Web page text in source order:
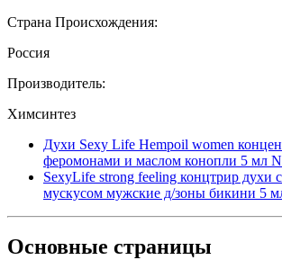
Страна Происхождения:
Россия
Производитель:
Химсинтез
Духи Sexy Life Hempoil women
феромонами и маслом конопли 5 мл N
SexyLife strong feeling концтрир духи
мускусом мужские д/зоны бикини 5
Основные страницы